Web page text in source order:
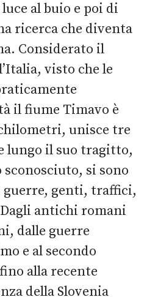
al buio e poi di
ricerca che diventa
Considerato il
visto che le
il fiume Timavo è
unisce tre
lungo il suo tragitto,
si sono
guerre, genti, traffici,
antichi romani
dalle guerre
e al secondo
alla recente
della Slovenia